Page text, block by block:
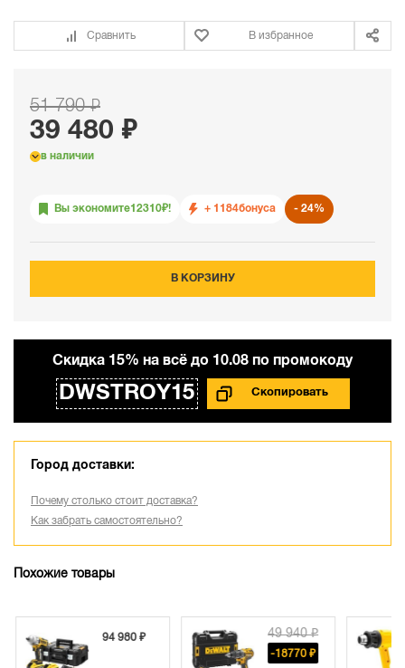
Сравнить В избранное
51 790 ₽
39 480 ₽
в наличии
Вы экономите12310₽! + 1184бонуса 24%
В КОРЗИНУ
Cкидка 15% на всё до 10.08 по промокоду
DWSTROY15
Город доставки:
Почему столько стоит доставка?
Как забрать самостоятельно?
Похожие товары
94 980 ₽ 49 940 ₽
-18770 ₽